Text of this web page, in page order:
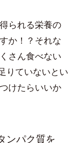
られる栄養の
か！？それな
さん食べない
りていないとい
けたらいいか
ンパク質を